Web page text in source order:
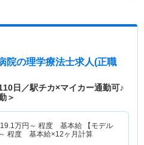
院の理学療法士求人(正職
日／駅チカ×マイカー通勤可♪
＞
19.1万円～ 程度 基本給 【モデル
程度 基本給×12ヶ月計算